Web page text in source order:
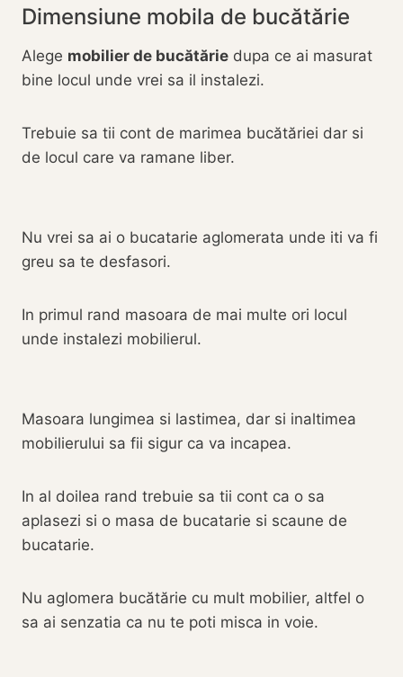
Dimensiune mobila de bucătărie
Alege mobilier de bucătărie dupa ce ai masurat
bine locul unde vrei sa il instalezi.
Trebuie sa tii cont de marimea bucătăriei dar si
de locul care va ramane liber.
Nu vrei sa ai o bucatarie aglomerata unde iti va fi
greu sa te desfasori.
In primul rand masoara de mai multe ori locul
unde instalezi mobilierul.
Masoara lungimea si lastimea, dar si inaltimea
mobilierului sa fii sigur ca va incapea.
In al doilea rand trebuie sa tii cont ca o sa
aplasezi si o masa de bucatarie si scaune de
bucatarie.
Nu aglomera bucătărie cu mult mobilier, altfel o
sa ai senzatia ca nu te poti misca in voie.